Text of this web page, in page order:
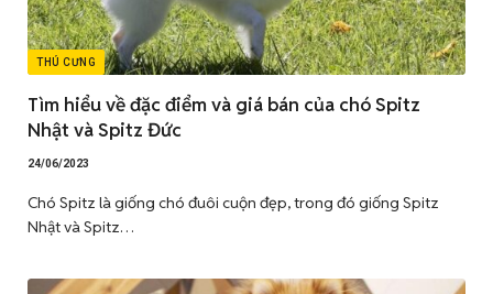
THÚ CƯNG
Tìm hiểu về đặc điểm và giá bán của chó Spitz
Nhật và Spitz Đức
24/06/2023
Chó Spitz là giống chó đuôi cuộn đẹp, trong đó giống Spitz
Nhật và Spitz…